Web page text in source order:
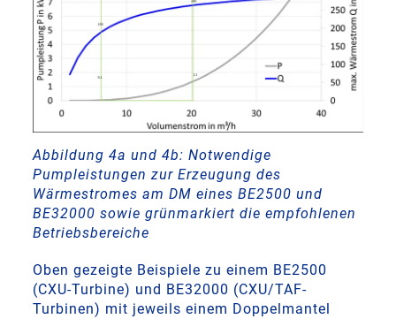
Abbildung 4a und 4b: Notwendige
Pumpleistungen zur Erzeugung des
Wärmestromes am DM eines BE2500 und
BE32000 sowie grünmarkiert die empfohlenen
Betriebsbereiche
Oben gezeigte Beispiele zu einem BE2500
(CXU-Turbine) und BE32000 (CXU/TAF-
Turbinen) mit jeweils einem Doppelmantel